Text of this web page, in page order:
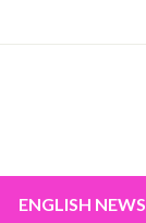
ENGLISH NEWS